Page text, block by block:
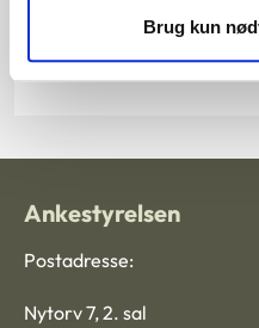
Brug kun
Journalnummer
Ankestyrelsen
Postadresse:
Nytorv 7, 2. sal